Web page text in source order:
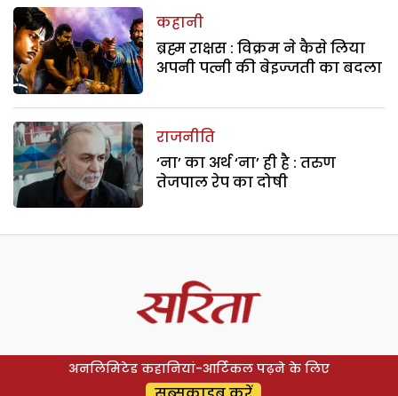
कहानी
ब्रह्म राक्षस : विक्रम ने कैसे लिया
अपनी पत्नी की बेइज्जती का बदला
राजनीति
‘ना’ का अर्थ ‘ना’ ही है : तरुण
तेजपाल रेप का दोषी
अनलिमिटेड कहानियां-आर्टिकल पढ़ने के लिए